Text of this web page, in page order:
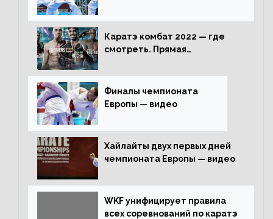
Каратэ комбат 2022 — где
смотреть. Прямая
Финалы чемпионата
Европы — видео
Хайлайты двух первых дней
чемпионата Европы — видео
WKF унифицирует правила
всех соревнований по каратэ